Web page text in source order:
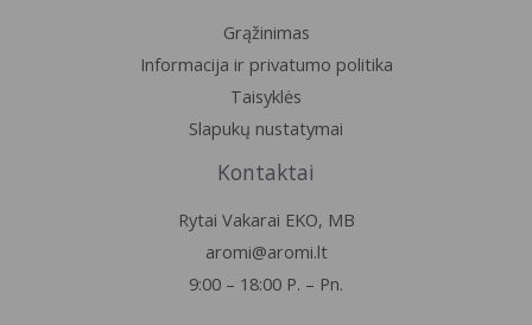
Grąžinimas
Informacija ir privatumo politika
Taisyklės
Slapukų nustatymai
Kontaktai
Rytai Vakarai EKO, MB
aromi@aromi.lt
9:00 – 18:00 P. – Pn.